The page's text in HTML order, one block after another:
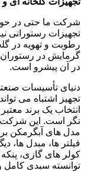
شرکت ما حتی در
تجهیزات رستورانی
رطوبت و تهویه در
گرمایش در رستوران
در آن پیشرو است.
دنیای تأسیسات
تجهیز اشتباه می
انتخاب یک برند
نگر است. این شرکت
مدل ‌های آبگرمکن
فیلتر ها، مبدل‌ ها،
کولر های گازی،
توانسته سبدی کامل